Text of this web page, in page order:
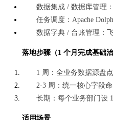
数据集成 / 数据库管理
任务调度：Apache
数据字典 / 台账管理：
落地步骤（1 个月完成基础治
1 周：全业务数据源盘
2-3 周：统一核心字段
长期：每个业务部门设
适用场景